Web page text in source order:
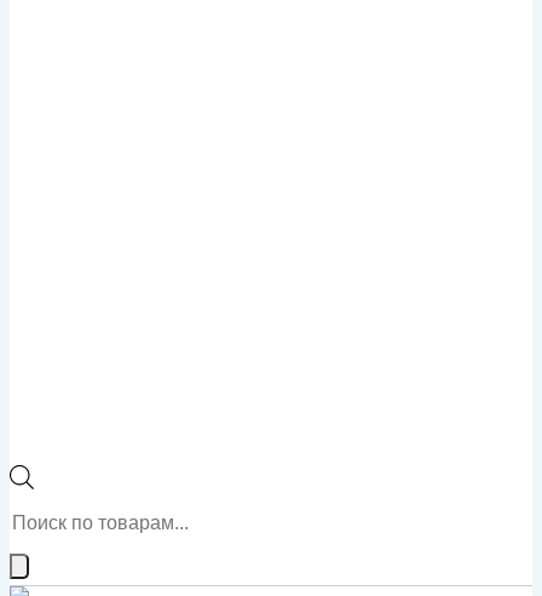
Поиск
товаров